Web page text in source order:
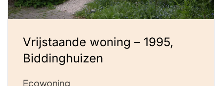
Vrijstaande woning – 1995,
Biddinghuizen
Ecowoning